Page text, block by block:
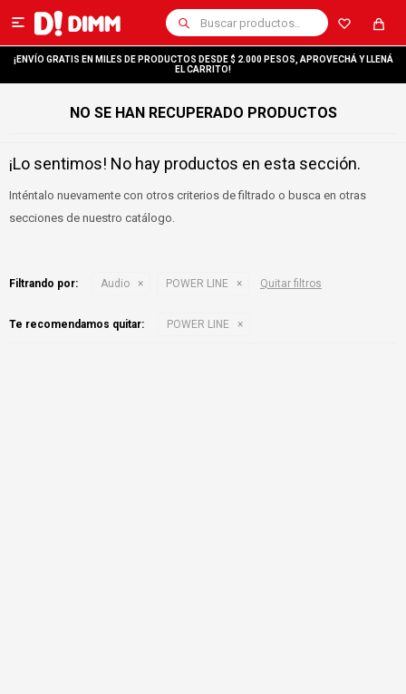

¡ENVÍO GRATIS EN MILES DE PRODUCTOS DESDE $ 2.000 PESOS, APROVECHÁ Y LLENÁ
EL CARRITO!
NO SE HAN RECUPERADO PRODUCTOS
¡Lo sentimos! No hay productos en esta sección.
Inténtalo nuevamente con otros criterios de filtrado o busca en otras
secciones de nuestro catálogo.
Filtrando por: Audio POWER LINE Quitar filtros
Te recomendamos quitar: POWER LINE